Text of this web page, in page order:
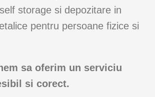
storage si depozitare in
pentru persoane fizice si
sa oferim un serviciu
si corect.